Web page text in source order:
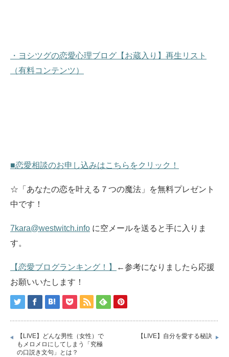
・ヨシツグの恋愛心理ブログ【お蔵入り】再生リスト
（有料コンテンツ）
■恋愛相談のお申し込みはこちらをクリック！
☆「あなたの恋を叶える７つの魔法」を無料プレゼント
中です！
7kara@westwitch.info に空メールを送ると手に入りま
す。
【恋愛ブログランキング！】
←参考になりましたら応援
お願いいたします！
【LIVE】どんな男性（女性）で
もメロメロにしてしまう「究極
の口説き文句」とは？
【LIVE】自分を愛する秘訣